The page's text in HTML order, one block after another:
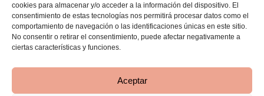
cookies para almacenar y/o acceder a la información del dispositivo. El
consentimiento de estas tecnologías nos permitirá procesar datos como el
comportamiento de navegación o las identificaciones únicas en este sitio.
No consentir o retirar el consentimiento, puede afectar negativamente a
ciertas características y funciones.
Aceptar